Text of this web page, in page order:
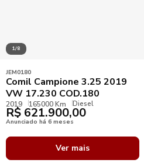
1/8
JEM0180
Comil Campione 3.25 2019
VW 17.230 COD.180
2019 165000 Km Diesel
R$ 621.900,00
Anunciado há 6 meses
Ver mais